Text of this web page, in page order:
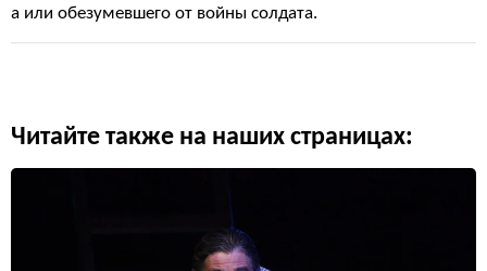
а или обезумевшего от войны солдата.
Читайте также на наших страницах: